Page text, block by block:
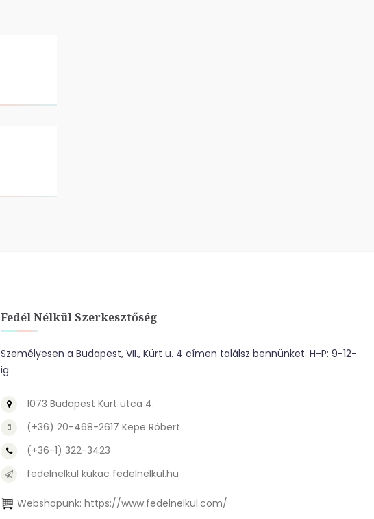
Fedél Nélkül Szerkesztőség
Személyesen a Budapest, VII., Kürt u. 4 címen találsz bennünket. H-P: 9-12-
ig
1073 Budapest Kürt utca 4.
(+36) 20-468-2617 Kepe Róbert
(+36-1) 322-3423
fedelnelkul kukac fedelnelkul.hu
Webshopunk: https://www.fedelnelkul.com/